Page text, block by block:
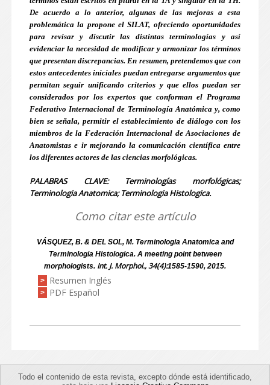
De acuerdo a lo anterior, algunas de las mejoras a esta
problemática la propone el SILAT, ofreciendo oportunidades
para revisar y discutir las distintas terminologías y así
evidenciar la necesidad de modificar y armonizar los términos
que presentan discrepancias. En resumen, pretendemos que con
estos antecedentes iniciales puedan entregarse argumentos que
permitan seguir unificando criterios y que ellos puedan ser
considerados por los expertos que conforman el Programa
Federativo Internacional de Terminología Anatómica y, como
bien se señala, permitir el establecimiento de diálogo con los
miembros de la Federación Internacional de Asociaciones de
Anatomistas e ir mejorando la comunicación científica entre
los diferentes actores de las ciencias morfológicas.
PALABRAS CLAVE: Terminologías morfológicas;
Terminologia Anatomica; Terminologia Histologica.
Como citar este artículo
VÁSQUEZ, B. & DEL SOL, M. Terminologia Anatomica and
Terminologia Histologica. A meeting point between
morphologists. Int. J. Morphol., 34(4):1585-1590, 2015.
>
Resumen Inglés
> PDF Español
Todo el contenido de esta revista, excepto dónde está identificado,